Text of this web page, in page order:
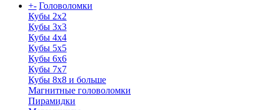
+- Головоломки
Кубы 2х2
Кубы 3х3
Кубы 4x4
Кубы 5х5
Кубы 6х6
Кубы 7х7
Кубы 8х8 и больше
Магнитные головоломки
Пирамидки